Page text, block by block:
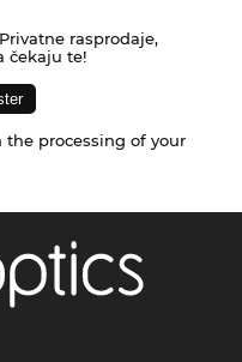
rasprodaje,
čekaju te!
processing of your